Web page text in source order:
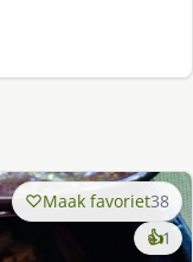
Maak favoriet38
👍1